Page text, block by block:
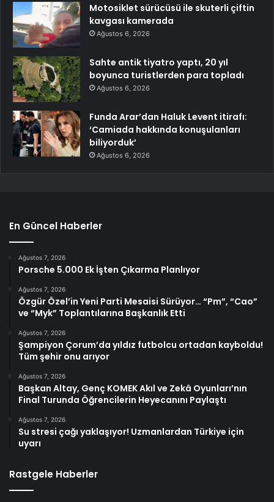
Motosiklet sürücüsü ile skuterli çiftin
kavgası kamerada
Ağustos 6, 2026
Sahte antik tiyatro yaptı, 20 yıl
boyunca turistlerden para topladı
Ağustos 6, 2026
Funda Arar’dan Haluk Levent itirafı:
‘Camiada hakkında konuşulanları
biliyorduk’
Ağustos 6, 2026
En Güncel Haberler
Ağustos 7, 2026
Porsche 5.000 Ek İşten Çıkarma Planlıyor
Ağustos 7, 2026
Özgür Özel’in Yeni Parti Mesaisi Sürüyor… “Pm”, “Cao”
ve “Myk” Toplantılarına Başkanlık Etti
Ağustos 7, 2026
Şampiyon Çorum’da yıldız futbolcu ortadan kayboldu!
Tüm şehir onu arıyor
Ağustos 7, 2026
Başkan Altay, Genç KOMEK Akıl ve Zekâ Oyunları’nın
Final Turunda Öğrencilerin Heyecanını Paylaştı
Ağustos 7, 2026
Su stresi çağı yaklaşıyor! Uzmanlardan Türkiye için
uyarı
Rastgele Haberler